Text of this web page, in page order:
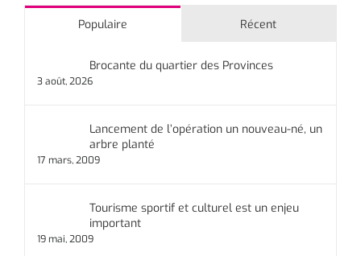
Populaire Récent
Brocante du quartier des Provinces
3 août, 2026
Lancement de l’opération un nouveau-né, un
arbre planté
17 mars, 2009
Tourisme sportif et culturel est un enjeu
important
19 mai, 2009